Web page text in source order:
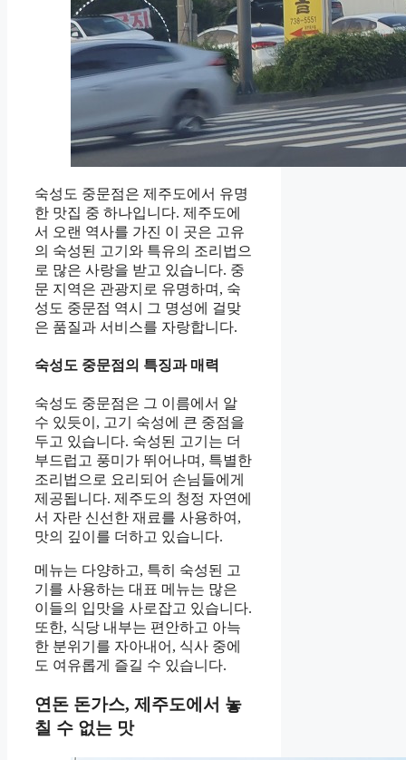
숙성도 중문점은 제주도에서 유명
한 맛집 중 하나입니다. 제주도에
서 오랜 역사를 가진 이 곳은 고유
의 숙성된 고기와 특유의 조리법으
로 많은 사랑을 받고 있습니다. 중
문 지역은 관광지로 유명하며, 숙
성도 중문점 역시 그 명성에 걸맞
은 품질과 서비스를 자랑합니다.
숙성도 중문점의 특징과 매력
숙성도 중문점은 그 이름에서 알
수 있듯이, 고기 숙성에 큰 중점을
두고 있습니다. 숙성된 고기는 더
부드럽고 풍미가 뛰어나며, 특별한
조리법으로 요리되어 손님들에게
제공됩니다. 제주도의 청정 자연에
서 자란 신선한 재료를 사용하여,
맛의 깊이를 더하고 있습니다.
메뉴는 다양하고, 특히 숙성된 고
기를 사용하는 대표 메뉴는 많은
이들의 입맛을 사로잡고 있습니다.
또한, 식당 내부는 편안하고 아늑
한 분위기를 자아내어, 식사 중에
도 여유롭게 즐길 수 있습니다.
연돈 돈가스, 제주도에서 놓
칠 수 없는 맛